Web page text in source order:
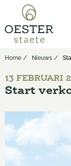
Home Nieuws
13 FEBRUARI
Start